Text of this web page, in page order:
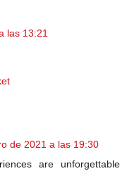
las 13:21
de 2021 a las 19:30
are unforgettable